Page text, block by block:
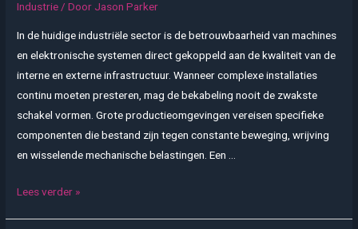
Industrie / Door Jason Parker
In de huidige industriële sector is de betrouwbaarheid van machines
en elektronische systemen direct gekoppeld aan de kwaliteit van de
interne en externe infrastructuur. Wanneer complexe installaties
continu moeten presteren, mag de bekabeling nooit de zwakste
schakel vormen. Grote productieomgevingen vereisen specifieke
componenten die bestand zijn tegen constante beweging, wrijving
en wisselende mechanische belastingen. Een …
De
Lees verder »